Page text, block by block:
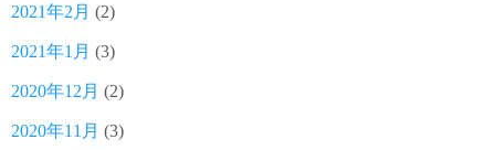
2021年2月 (2)
2021年1月 (3)
2020年12月 (2)
2020年11月 (3)